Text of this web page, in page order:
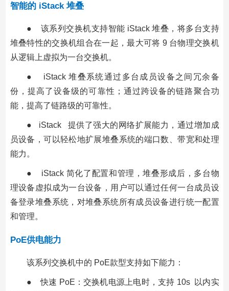
智能的 iStack 堆叠
● 该系列交换机支持智能 iStack 堆叠，将多台支持
堆叠特性的交换机组合在一起，最大可将 9 台物理交换机
从逻辑上虚拟为一台交换机。
● iStack 堆叠系统通过多台成员设备之间冗余备
份，提高了设备级的可靠性；通过跨设备的链路聚合功
能，提高了链路级的可靠性。
● iStack 提供了强大的网络扩展能力，通过增加成
员设备，可以轻松地扩展堆叠系统的端口数、带宽和处理
能力。
● iStack 简化了配置和管理，堆叠形成后，多台物
理设备虚拟成为一台设备，用户可以通过任何一台成员设
备登录堆叠系统，对堆叠系统所有成员设备进行统一配置
和管理。
PoE供电能力
该系列交换机中的 PoE款型支持如下能力：
● 快速 PoE：交换机电源上电时，支持 10s 以内实